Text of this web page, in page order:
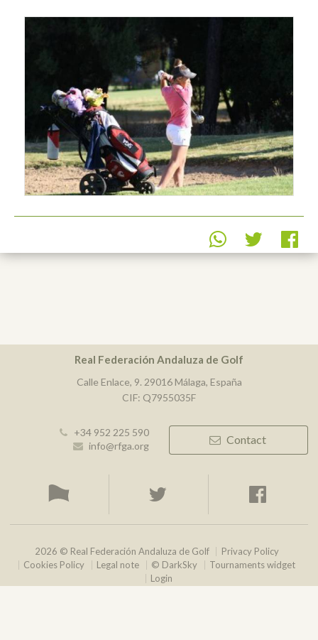
Real Federación Andaluza de Golf
Calle Enlace, 9. 29016 Málaga, España
CIF: Q7955035F
+34 952 225 590
info@rfga.org
Contact
2026 © Real Federación Andaluza de Golf
Privacy Policy
Cookies Policy
Legal note © DarkSky
Tournaments widget
Login